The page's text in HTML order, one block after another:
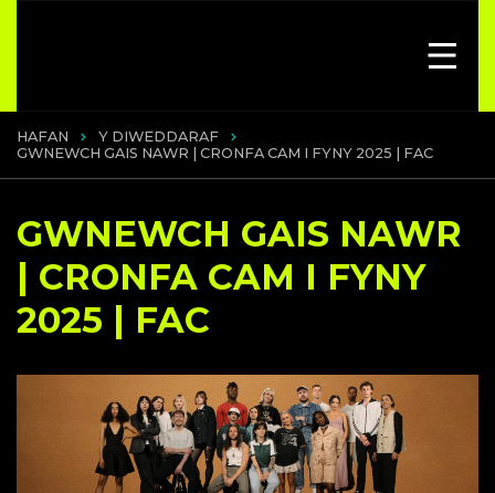
HAFAN
Y DIWEDDARAF
GWNEWCH GAIS NAWR | CRONFA CAM I FYNY 2025 | FAC
GWNEWCH GAIS NAWR
| CRONFA CAM I FYNY
2025 | FAC